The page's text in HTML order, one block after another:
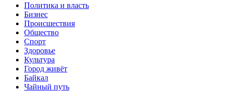
Политика и власть
Бизнес
Происшествия
Общество
Cпорт
Здоровье
Культура
Город живёт
Байкал
Чайный путь